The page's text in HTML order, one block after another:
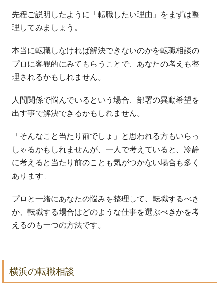
先程ご説明したように「転職したい理由」をまずは整
理してみましょう。
本当に転職しなければ解決できないのかを転職相談の
プロに客観的にみてもらうことで、あなたの考えも整
理されるかもしれません。
人間関係で悩んでいるという場合、部署の異動希望を
出す事で解決できるかもしれません。
「そんなこと当たり前でしょ」と思われる方もいらっ
しゃるかもしれませんが、一人で考えていると、冷静
に考えると当たり前のことも気がつかない場合も多く
あります。
プロと一緒にあなたの悩みを整理して、転職するべき
か、転職する場合はどのような仕事を選ぶべきかを考
えるのも一つの方法です。
横浜の転職相談